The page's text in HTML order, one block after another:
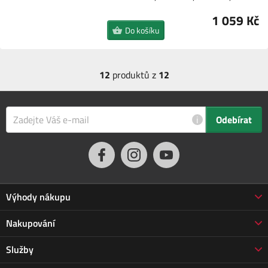
1 059 Kč
Do košíku
12 produktů z 12
i Odebírat
Výhody nákupu
Proč nakupovat u nás
3letá záruka Jarabák
Vrácení zboží do 30 dnů
Nakupování
Obchodní podmínky
Doprava a platba
Služby